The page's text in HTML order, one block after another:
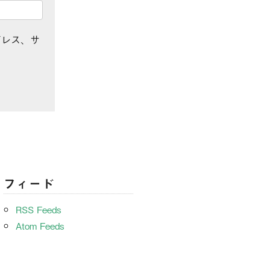
ス、サ
フィード
RSS Feeds
Atom Feeds